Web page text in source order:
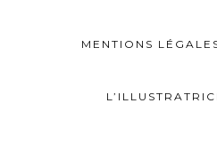
MENTIONS